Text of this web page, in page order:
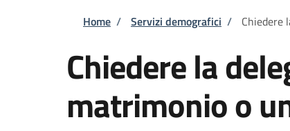
Briciole di pane
Home / Servizi demografici / Chiedere
Chiedere la
matrimonio o